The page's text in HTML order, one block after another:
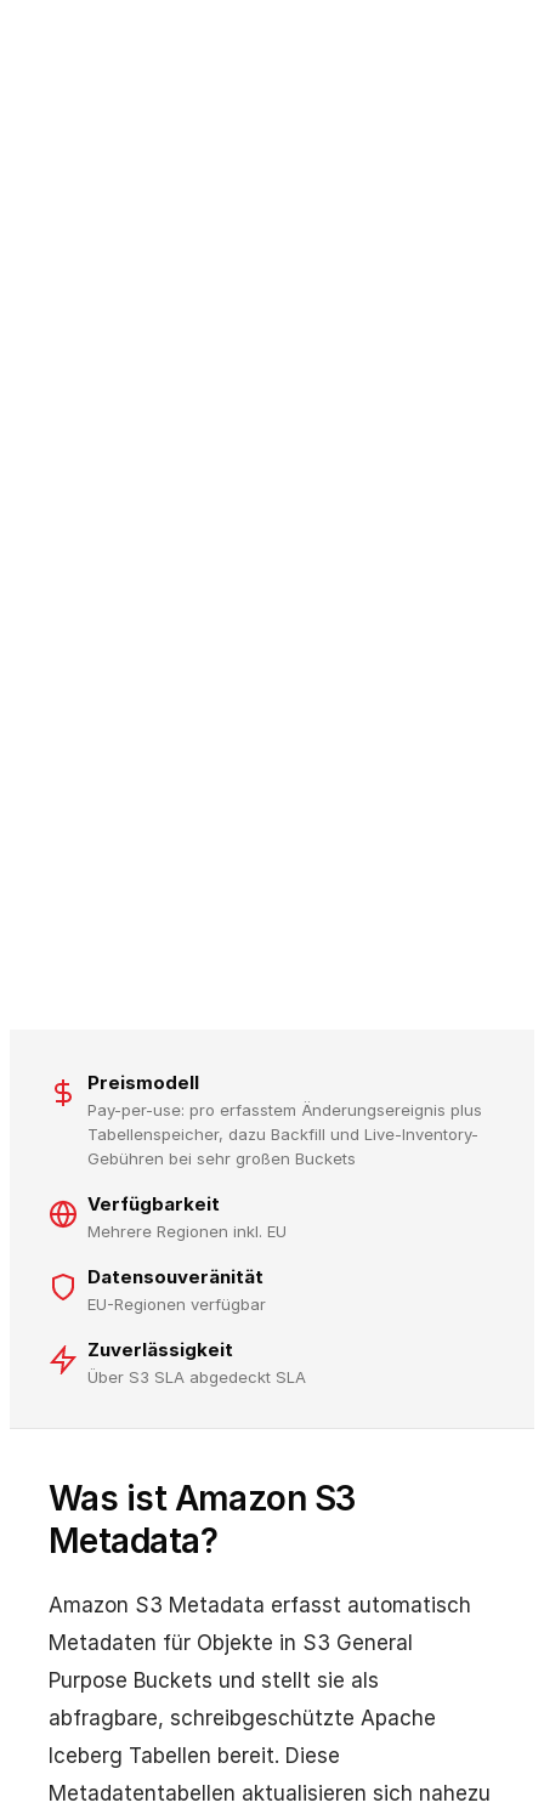
Preismodell
Pay-per-use: pro erfasstem Änderungsereignis plus
Tabellenspeicher, dazu Backfill und Live-Inventory-
Gebühren bei sehr großen Buckets
Verfügbarkeit
Mehrere Regionen inkl. EU
Datensouveränität
EU-Regionen verfügbar
Zuverlässigkeit
Über S3 SLA abgedeckt SLA
Was ist Amazon S3
Metadata?
Amazon S3 Metadata erfasst automatisch
Metadaten für Objekte in S3 General
Purpose Buckets und stellt sie als
abfragbare, schreibgeschützte Apache
Iceberg Tabellen bereit. Diese
Metadatentabellen aktualisieren sich nahezu